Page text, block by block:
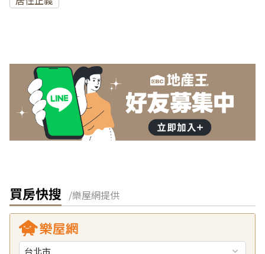
買房快搜 /樂屋網提供